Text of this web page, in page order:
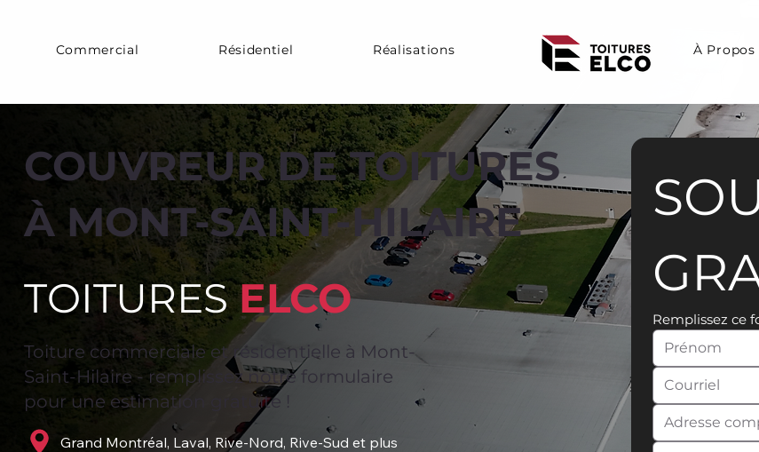
Commercial Résidentiel Réalisations À Propos
COUVREUR DE TOITURES
À MONT-SAINT-HILAIRE
TOITURESELCO
Toiture commerciale et résidentielle à Mont-
Saint-Hilaire - remplissez notre formulaire
pour une estimation gratuite !
Grand Montréal, Laval, Rive-Nord, Rive-Sud et plus
Remplissez ce